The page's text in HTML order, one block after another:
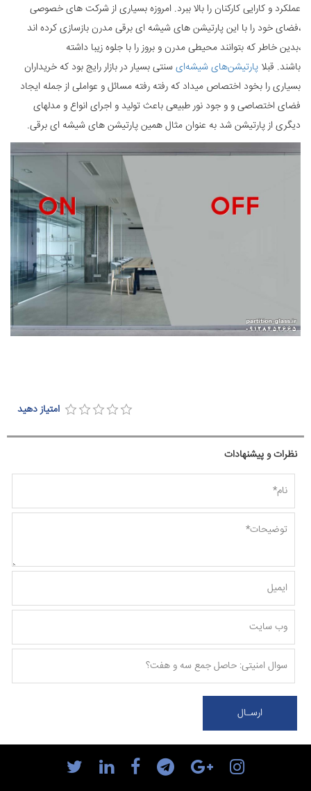
عملکرد و کارایی کارکنان را بالا ببرد. امروزه بسیاری از شرکت های خصوصی
،فضای خود را با این پارتیشن های شیشه ای برقی مدرن بازسازی کرده اند
،بدین خاطر که بتوانند محیطی مدرن و بروز را با جلوه زیبا داشته
باشند. قبلا پارتیشن‌های شیشه‌ایسنتی بسیار در بازار رایج بود که خریداران
بسیاری را بخود اختصاص میداد که رفته رفته مسائل و عواملی از جمله ایجاد
فضای اختصاصی و و جود نور طبیعی باعث تولید و اجرای انواع و مدلهای
دیگری از پارتیشن شد به عنوان مثال همین پارتیشن های شیشه ای برقی.
امتیاز دهید
نظرات و پیشنهادات